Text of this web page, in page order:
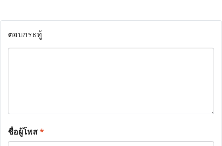
ตอบกระทู้
ชื่อผู้โพส*